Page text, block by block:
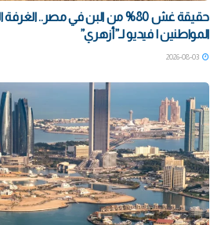
حقيقة غش 80% من البن في مصر..
المواطنين | فيديو لـ”أزهري”